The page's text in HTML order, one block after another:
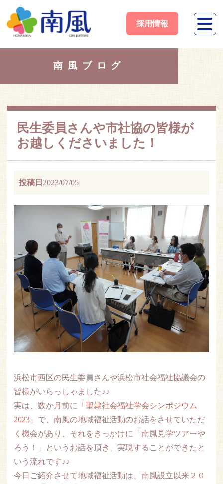
採用情報
南風ブログ
民生委員さんや市社協の皆様が
お越しくださいました！
投稿日 2023/07/05
浜松市西区の民生委員さんや浜松市社会福祉協議会の
皆様がいらっしゃました♪♪
実は、数か月前に
「聖隷社会福祉学会シンポジウム
2023」 で、南風の地域福祉活動のお話をさせていただ
く機会があり、それをきっかけに「南風見学ツアーや
ろう！」というお話を頂き、実現することができたと
いう流れです♪♪
今日ご紹介させて地域福祉活動は、南風設立以来２０